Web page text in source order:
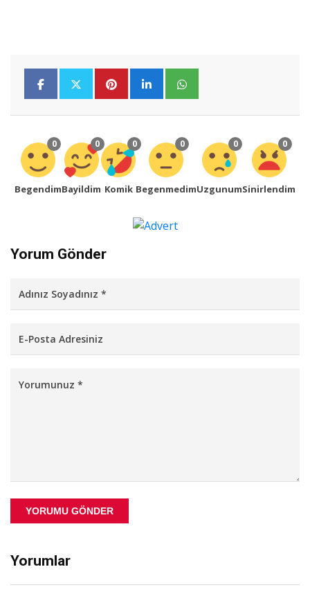
0
Begendim
0
Bayildim
0
Komik
0
Begenmedim
0
Uzgunum
0
Sinirlendim
Yorum Gönder
YORUMU GÖNDER
Yorumlar